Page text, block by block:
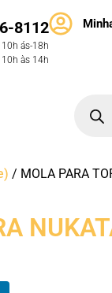
8112
ás-18h
às 14h
/ MOLA PARA